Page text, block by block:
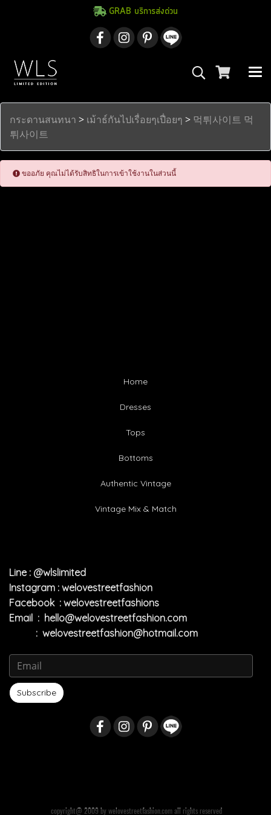
GRAB บริการส่งด่วน
กระดานสนทนา > เม้าธ์กันไปเรื่อยๆเปื่อยๆ > 먹튀사이트 먹
튀사이트
ขออภัย คุณไม่ได้รับสิทธิในการเข้าใช้งานในส่วนนี้
Home
Dresses
Tops
Bottoms
Authentic Vintage
Vintage Mix & Match
Line : @wlslimited
Instagram : welovestreetfashion
Facebook : welovestreetfashions
Email : hello@welovestreetfashion.com
: welovestreetfashion@hotmail.com
Subscribe
copyright@ 2009 by welovestreetfashion.com all rights reserved